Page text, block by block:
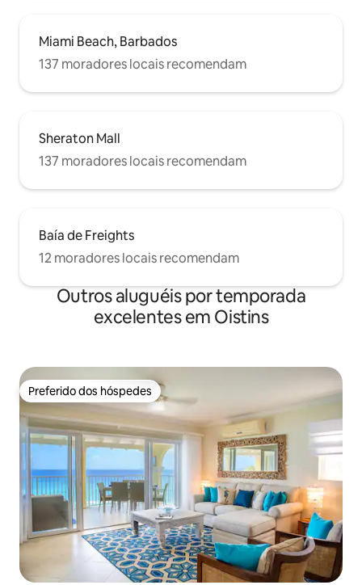
Miami Beach, Barbados
137 moradores locais recomendam
Sheraton Mall
137 moradores locais recomendam
Baía de Freights
12 moradores locais recomendam
Outros aluguéis por temporada
excelentes em Oistins
Preferido dos hóspedes
Preferido dos hóspedes